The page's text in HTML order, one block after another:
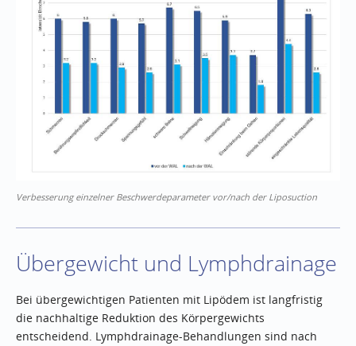
Verbesserung einzelner Beschwerdeparameter vor/nach der Liposuction
Übergewicht und Lymphdrainage
Bei übergewichtigen Patienten mit Lipödem ist langfristig
die nachhaltige Reduktion des Körpergewichts
entscheidend. Lymphdrainage-Behandlungen sind nach